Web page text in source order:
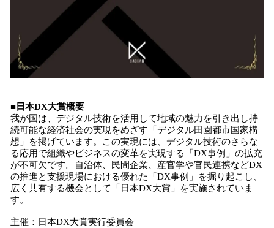
■日本DX大賞概要
我が国は、デジタル技術を活用して地域の魅力を引き出し持
続可能な経済社会の実現をめざす「デジタル田園都市国家構
想」を掲げています。この実現には、デジタル技術のさらな
る応用で組織やビジネスの変革を実現する「DX事例」の拡充
が不可欠です。自治体、民間企業、産官学や官民連携などDX
の推進と支援現場における優れた「DX事例」を掘り起こし、
広く共有する機会として「日本DX大賞」を実施されていま
す。
主催：日本DX大賞実行委員会